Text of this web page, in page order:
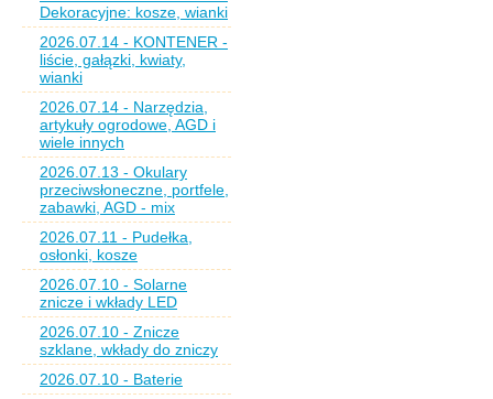
Dekoracyjne: kosze, wianki
2026.07.14 - KONTENER -
liście, gałązki, kwiaty,
wianki
2026.07.14 - Narzędzia,
artykuły ogrodowe, AGD i
wiele innych
2026.07.13 - Okulary
przeciwsłoneczne, portfele,
zabawki, AGD - mix
2026.07.11 - Pudełka,
osłonki, kosze
2026.07.10 - Solarne
znicze i wkłady LED
2026.07.10 - Znicze
szklane, wkłady do zniczy
2026.07.10 - Baterie